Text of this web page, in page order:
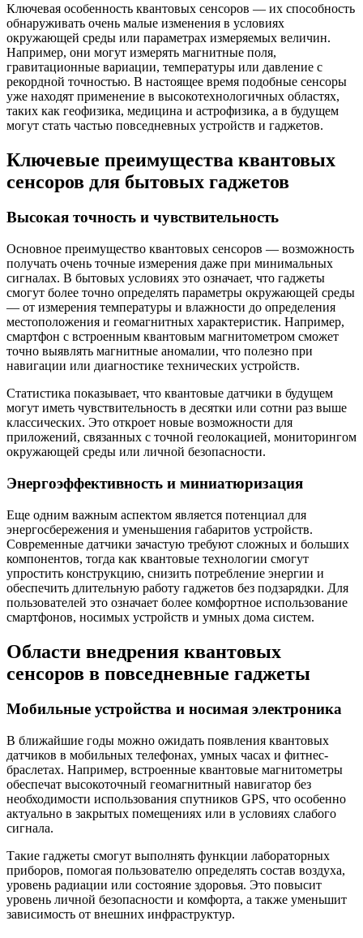
Ключевая особенность квантовых сенсоров — их способность
обнаруживать очень малые изменения в условиях
окружающей среды или параметрах измеряемых величин.
Например, они могут измерять магнитные поля,
гравитационные вариации, температуры или давление с
рекордной точностью. В настоящее время подобные сенсоры
уже находят применение в высокотехнологичных областях,
таких как геофизика, медицина и астрофизика, а в будущем
могут стать частью повседневных устройств и гаджетов.
Ключевые преимущества квантовых
сенсоров для бытовых гаджетов
Высокая точность и чувствительность
Основное преимущество квантовых сенсоров — возможность
получать очень точные измерения даже при минимальных
сигналах. В бытовых условиях это означает, что гаджеты
смогут более точно определять параметры окружающей среды
— от измерения температуры и влажности до определения
местоположения и геомагнитных характеристик. Например,
смартфон с встроенным квантовым магнитометром сможет
точно выявлять магнитные аномалии, что полезно при
навигации или диагностике технических устройств.
Статистика показывает, что квантовые датчики в будущем
могут иметь чувствительность в десятки или сотни раз выше
классических. Это откроет новые возможности для
приложений, связанных с точной геолокацией, мониторингом
окружающей среды или личной безопасности.
Энергоэффективность и миниатюризация
Еще одним важным аспектом является потенциал для
энергосбережения и уменьшения габаритов устройств.
Современные датчики зачастую требуют сложных и больших
компонентов, тогда как квантовые технологии смогут
упростить конструкцию, снизить потребление энергии и
обеспечить длительную работу гаджетов без подзарядки. Для
пользователей это означает более комфортное использование
смартфонов, носимых устройств и умных дома систем.
Области внедрения квантовых
сенсоров в повседневные гаджеты
Мобильные устройства и носимая электроника
В ближайшие годы можно ожидать появления квантовых
датчиков в мобильных телефонах, умных часах и фитнес-
браслетах. Например, встроенные квантовые магнитометры
обеспечат высокоточный геомагнитный навигатор без
необходимости использования спутников GPS, что особенно
актуально в закрытых помещениях или в условиях слабого
сигнала.
Такие гаджеты смогут выполнять функции лабораторных
приборов, помогая пользователю определять состав воздуха,
уровень радиации или состояние здоровья. Это повысит
уровень личной безопасности и комфорта, а также уменьшит
зависимость от внешних инфраструктур.